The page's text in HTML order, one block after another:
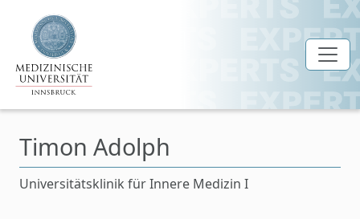
Zum Hauptinhalt springen
Timon Adolph
Universitätsklinik für Innere Medizin I